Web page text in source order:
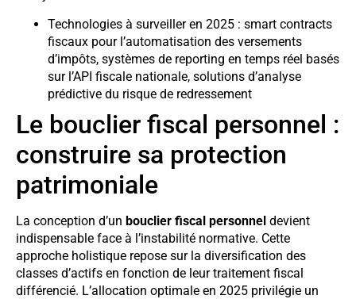
Technologies à surveiller en 2025 : smart contracts
fiscaux pour l’automatisation des versements
d’impôts, systèmes de reporting en temps réel basés
sur l’API fiscale nationale, solutions d’analyse
prédictive du risque de redressement
Le bouclier fiscal personnel :
construire sa protection
patrimoniale
La conception d’un bouclier fiscal personnel devient
indispensable face à l’instabilité normative. Cette
approche holistique repose sur la diversification des
classes d’actifs en fonction de leur traitement fiscal
différencié. L’allocation optimale en 2025 privilégie un